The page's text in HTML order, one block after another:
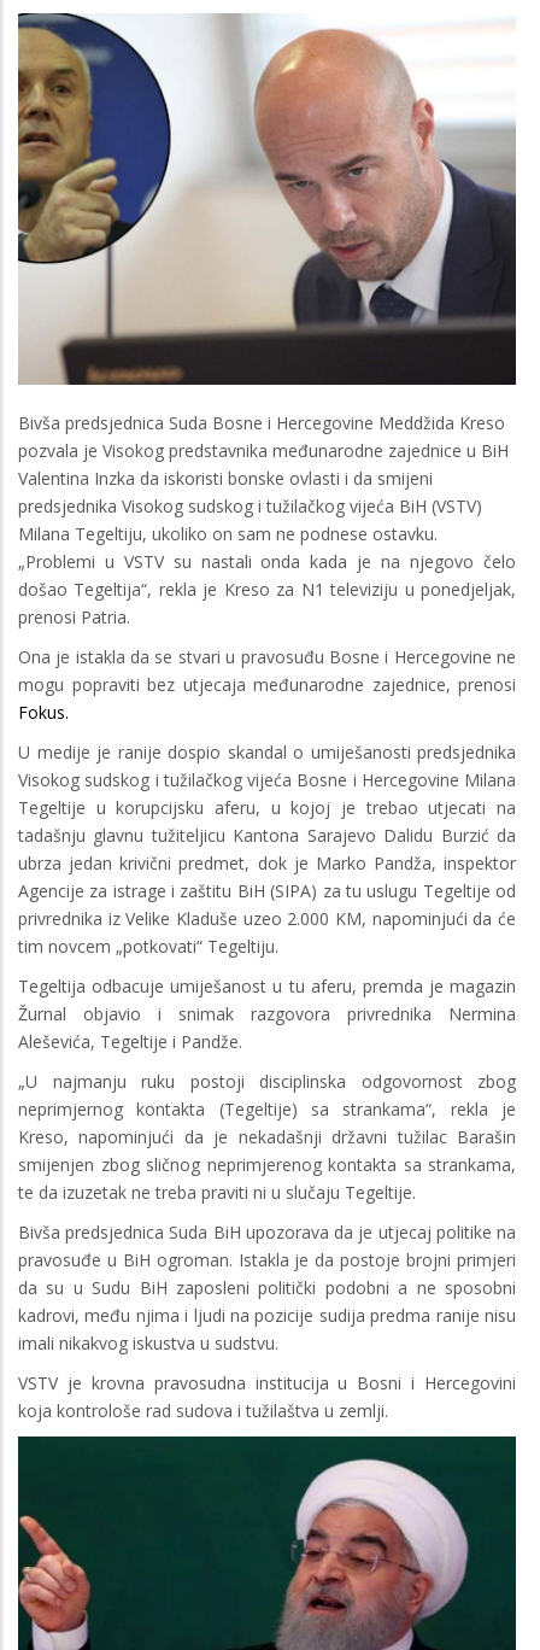
Bivša predsjednica Suda Bosne i Hercegovine Meddžida Kreso
pozvala je Visokog predstavnika međunarodne zajednice u BiH
Valentina Inzka da iskoristi bonske ovlasti i da smijeni
predsjednika Visokog sudskog i tužilačkog vijeća BiH (VSTV)
Milana Tegeltiju, ukoliko on sam ne podnese ostavku.
„Problemi u VSTV su nastali onda kada je na njegovo čelo
došao Tegeltija“, rekla je Kreso za N1 televiziju u ponedjeljak,
prenosi Patria.
Ona je istakla da se stvari u pravosuđu Bosne i Hercegovine ne
mogu popraviti bez utjecaja međunarodne zajednice, prenosi
Fokus.
U medije je ranije dospio skandal o umiješanosti predsjednika
Visokog sudskog i tužilačkog vijeća Bosne i Hercegovine Milana
Tegeltije u korupcijsku aferu, u kojoj je trebao utjecati na
tadašnju glavnu tužiteljicu Kantona Sarajevo Dalidu Burzić da
ubrza jedan krivični predmet, dok je Marko Pandža, inspektor
Agencije za istrage i zaštitu BiH (SIPA) za tu uslugu Tegeltije od
privrednika iz Velike Kladuše uzeo 2.000 KM, napominjući da će
tim novcem „potkovati“ Tegeltiju.
Tegeltija odbacuje umiješanost u tu aferu, premda je magazin
Žurnal objavio i snimak razgovora privrednika Nermina
Aleševića, Tegeltije i Pandže.
„U najmanju ruku postoji disciplinska odgovornost zbog
neprimjernog kontakta (Tegeltije) sa strankama“, rekla je
Kreso, napominjući da je nekadašnji državni tužilac Barašin
smijenjen zbog sličnog neprimjerenog kontakta sa strankama,
te da izuzetak ne treba praviti ni u slučaju Tegeltije.
Bivša predsjednica Suda BiH upozorava da je utjecaj politike na
pravosuđe u BiH ogroman. Istakla je da postoje brojni primjeri
da su u Sudu BiH zaposleni politički podobni a ne sposobni
kadrovi, među njima i ljudi na pozicije sudija predma ranije nisu
imali nikakvog iskustva u sudstvu.
VSTV je krovna pravosudna institucija u Bosni i Hercegovini
koja kontrološe rad sudova i tužilaštva u zemlji.